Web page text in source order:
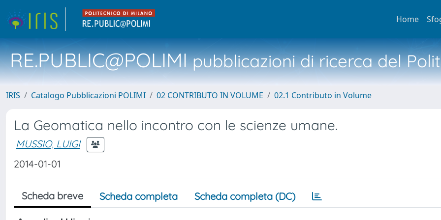
Home
RE.PUBLIC@POLIMIpubblicazioni di ricerca del
IRIS Catalogo Pubblicazioni POLIMI 02 CONTRIBUTO IN VOLUME 02.1 Contributo in Volume
La Geomatica nello incontro con le scienze umane.
MUSSIO, LUIGI
2014-01-01
Scheda breve Scheda completa Scheda completa (DC)